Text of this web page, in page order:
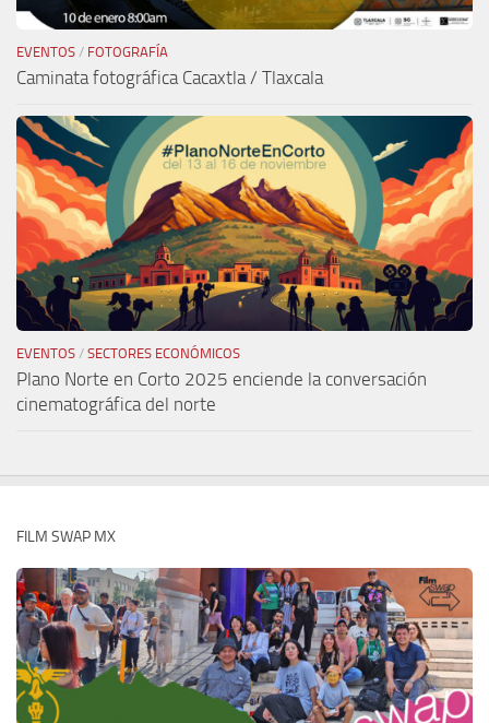
EVENTOS / FOTOGRAFÍA
Caminata fotográfica Cacaxtla / Tlaxcala
EVENTOS / SECTORES ECONÓMICOS
Plano Norte en Corto 2025 enciende la conversación
cinematográfica del norte
FILM SWAP MX